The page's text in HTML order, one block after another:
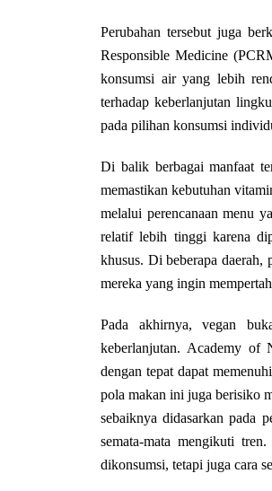
Perubahan tersebut juga
Responsible Medicine
konsumsi air yang lebih
terhadap keberlanjutan
pada pilihan konsumsi
Di balik berbagai manfaat
memastikan kebutuhan
melalui perencanaan menu
relatif lebih tinggi karena
khusus. Di beberapa daerah,
mereka yang ingin
Pada akhirnya, vegan
keberlanjutan. Academy of
dengan tepat dapat
pola makan ini juga berisiko
sebaiknya didasarkan pada
semata-mata mengikuti
dikonsumsi, tetapi juga cara